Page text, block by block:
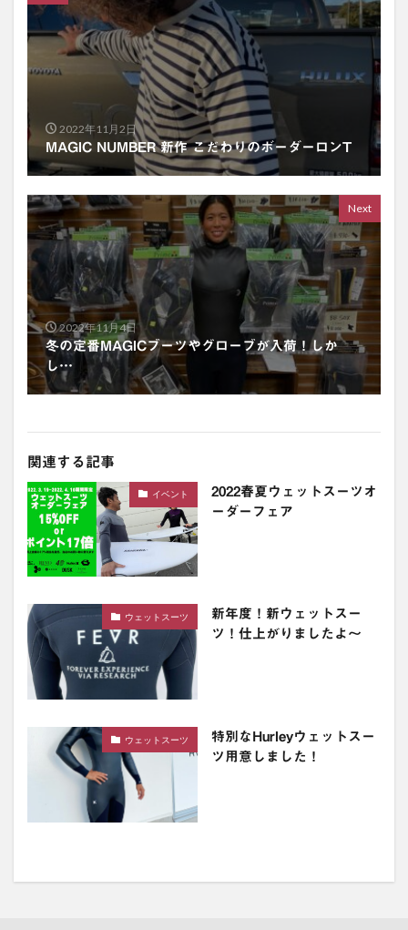
2022年11月2日
MAGIC NUMBER 新作 こだわりのボーダーロンT
Next
2022年11月4日
冬の定番MAGICブーツやグローブが入荷！しか
し…
関連する記事
イベント
2022春夏ウェットスーツオ
ーダーフェア
ウェットスーツ
新年度！新ウェットスー
ツ！仕上がりましたよ〜
ウェットスーツ
特別なHurleyウェットスー
ツ用意しました！